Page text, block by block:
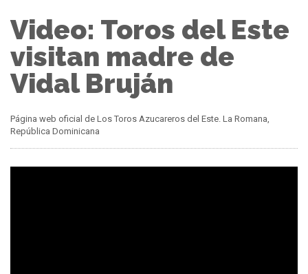
Video: Toros del Este
visitan madre de
Vidal Bruján
Página web oficial de Los Toros Azucareros del Este. La Romana,
República Dominicana